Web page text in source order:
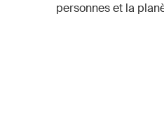
personnes et la